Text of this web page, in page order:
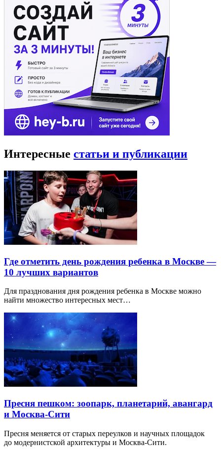
Интересные статьи и публикации
Где отметить день рождения ребенка в Москве —
10 лучших вариантов
Для празднования дня рождения ребенка в Москве можно
найти множество интересных мест…
Пресня пешком: зоопарк, планетарий, авангард
и Москва-Сити
Пресня меняется от старых переулков и научных площадок
до модернистской архитектуры и Москва-Сити.